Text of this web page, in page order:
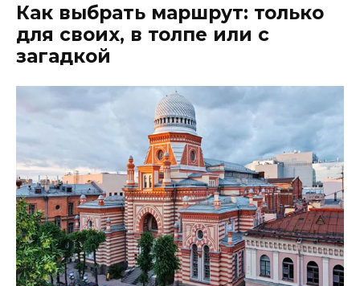
Как выбрать маршрут: только
для своих, в толпе или с
загадкой